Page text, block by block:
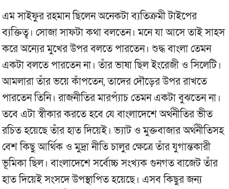
এম সাইফুর রহমান ছিলেন অনেকটা ব্যতিক্রমী টাইপের
ব্যক্তিত্ব। সোজা সাফটা কথা বলতেন। মনে যা আসে তাই সাহস
করে অন্যের মুখের উপর বলতে পারতেন। শুদ্ধ বাংলা তেমন
একটা বলতে পারতেন না। তাঁর ভাষা ছিল ইংরেজী ও সিলেটি।
আমলারা তাঁর ভয়ে কাঁপতেন, তাদের দৌড়ের উপর রাখতে
পারতেন তিনি। রাজনীতির মারপ্যাঁচ তেমন একটা বুঝতেন না।
তবে এটা স্বীকার করতে হবে যে বাংলাদেশে অর্থনীতির ভীত
রচিত হয়েছে তাঁর হাত দিয়েই। ভ্যাট ও মুক্তবাজার অর্থনীতিসহ
বেশ কিছু আর্থিক ও মুদ্রা নীতি চালুর ক্ষেত্রে তাঁর যুগান্তকারী
ভূমিকা ছিল। বাংলাদেশে সর্বোচ্চ সংখ্যক গুনগত বাজেট তাঁর
হাত দিয়েই সংসদে উপস্থাপিত হয়েছে। এসব কিছুর জন্য